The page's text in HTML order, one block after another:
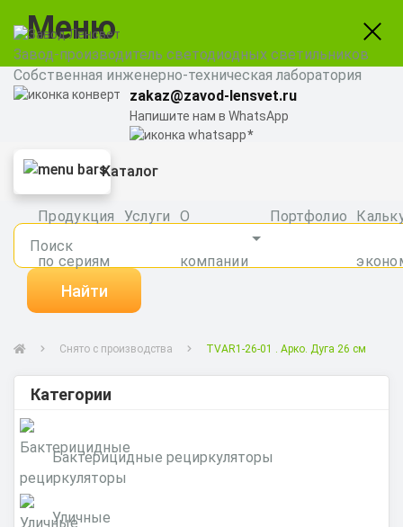
Меню
Завод-производитель светодиодных светильников
Собственная инженерно-техническая лаборатория
zakaz@zavod-lensvet.ru
Напишите нам в WhatsApp
Заказать звонок
Каталог
Продукция
по сериям
Услуги О
компании
Портфолио
Найти
Снято с производства TVAR1-26-01 . Арко. Дуга 26 см
Категории
Бактерицидные рециркуляторы
Уличные